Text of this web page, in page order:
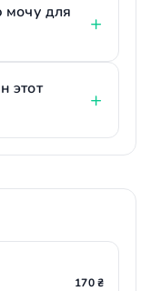
мочу для
этот
170 ₴